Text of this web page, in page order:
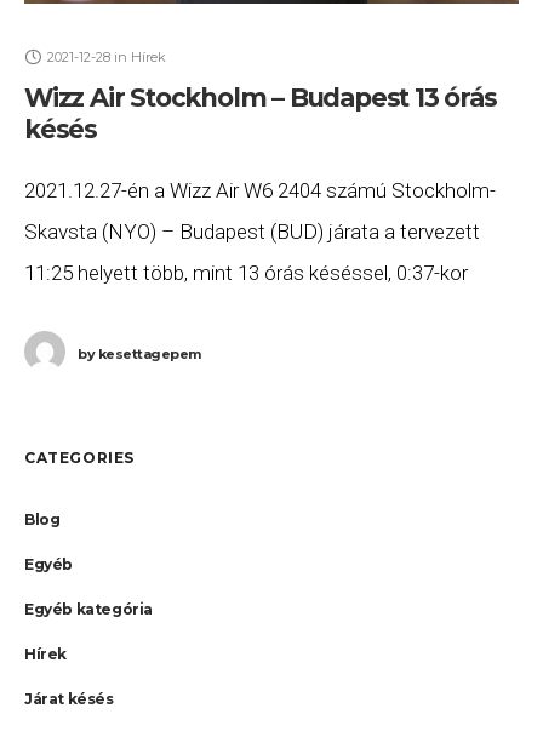
2021-12-28 in Hírek
Wizz Air Stockholm – Budapest 13 órás
késés
2021.12.27-én a Wizz Air W6 2404 számú Stockholm-
Skavsta (NYO) – Budapest (BUD) járata a tervezett
11:25 helyett több, mint 13 órás késéssel, 0:37-kor
bykesettagepem
CATEGORIES
Blog
Egyéb
Egyéb kategória
Hírek
Járat késés